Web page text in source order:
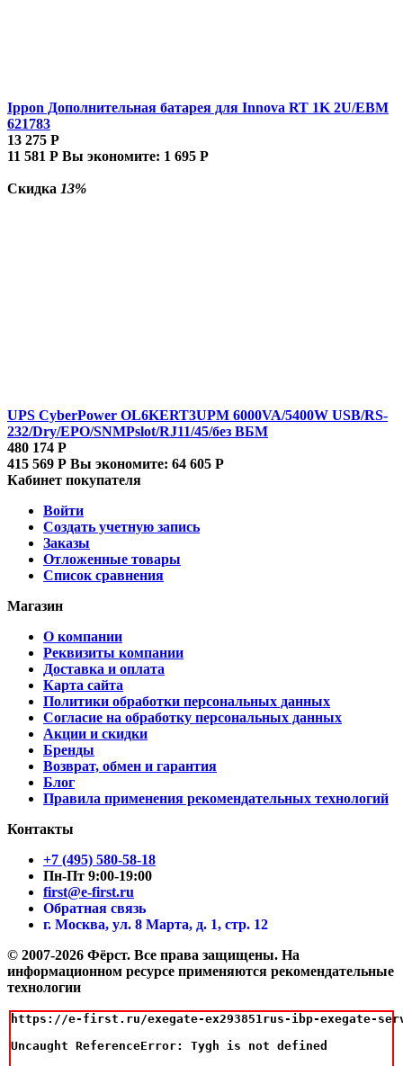
Ippon Дополнительная батарея для Innova RT 1K 2U/EBM
621783
13 275 Р
11 581 Р Вы экономите: 1 695 Р
Скидка 13%
UPS CyberPower OL6KERT3UPM 6000VA/5400W USB/RS-
232/Dry/EPO/SNMPslot/RJ11/45/без ВБМ
480 174 Р
415 569 Р Вы экономите: 64 605 Р
Кабинет покупателя
Войти
Создать учетную запись
Заказы
Отложенные товары
Список сравнения
Магазин
О компании
Реквизиты компании
Доставка и оплата
Карта сайта
Политики обработки персональных данных
Согласие на обработку персональных данных
Акции и скидки
Бренды
Возврат, обмен и гарантия
Блог
Правила применения рекомендательных технологий
Контакты
+7 (495) 580-58-18
Пн-Пт 9:00-19:00
first@e-first.ru
Обратная связь
г. Москва, ул. 8 Марта, д. 1, стр. 12
© 2007-2026 Фёрст. Все права защищены. На
информационном ресурсе применяются рекомендательные
технологии
https://e-first.ru/exegate-ex293851rus-ibp-exegate-
Uncaught ReferenceError: Tygh is not defined